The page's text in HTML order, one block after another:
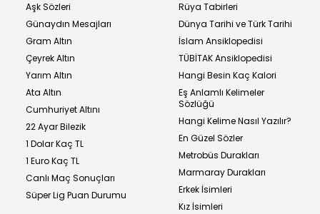
Aşk Sözleri
Günaydın Mesajları
Gram Altın
Çeyrek Altın
Yarım Altın
Ata Altın
Cumhuriyet Altını
22 Ayar Bilezik
1 Dolar Kaç TL
1 Euro Kaç TL
Canlı Maç Sonuçları
Süper Lig Puan Durumu
Rüya Tabirleri
Dünya Tarihi ve Türk Tarihi
İslam Ansiklopedisi
TÜBİTAK Ansiklopedisi
Hangi Besin Kaç Kalori
Eş Anlamlı Kelimeler
Sözlüğü
Hangi Kelime Nasıl Yazılır?
En Güzel Sözler
Metrobüs Durakları
Marmaray Durakları
Erkek İsimleri
Kız İsimleri